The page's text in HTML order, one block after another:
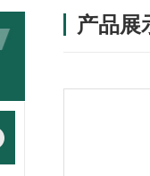
产品展